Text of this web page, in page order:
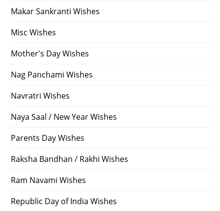
Makar Sankranti Wishes
Misc Wishes
Mother's Day Wishes
Nag Panchami Wishes
Navratri Wishes
Naya Saal / New Year Wishes
Parents Day Wishes
Raksha Bandhan / Rakhi Wishes
Ram Navami Wishes
Republic Day of India Wishes